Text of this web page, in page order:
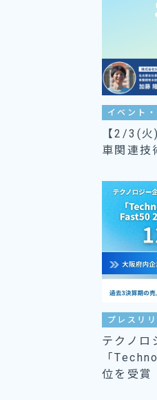
イベント
【2/3(
車関連技
プレスリリ
テクノロ
「
位を受賞